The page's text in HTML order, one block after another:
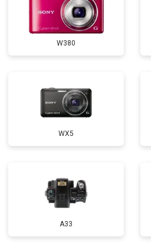
W380
WX5
A33